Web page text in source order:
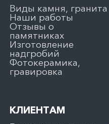
Виды камня, гранита
Наши работы
Отзывы о
памятниках
Изготовление
надгробий
Фотокерамика,
гравировка
КЛИЕНТАМ